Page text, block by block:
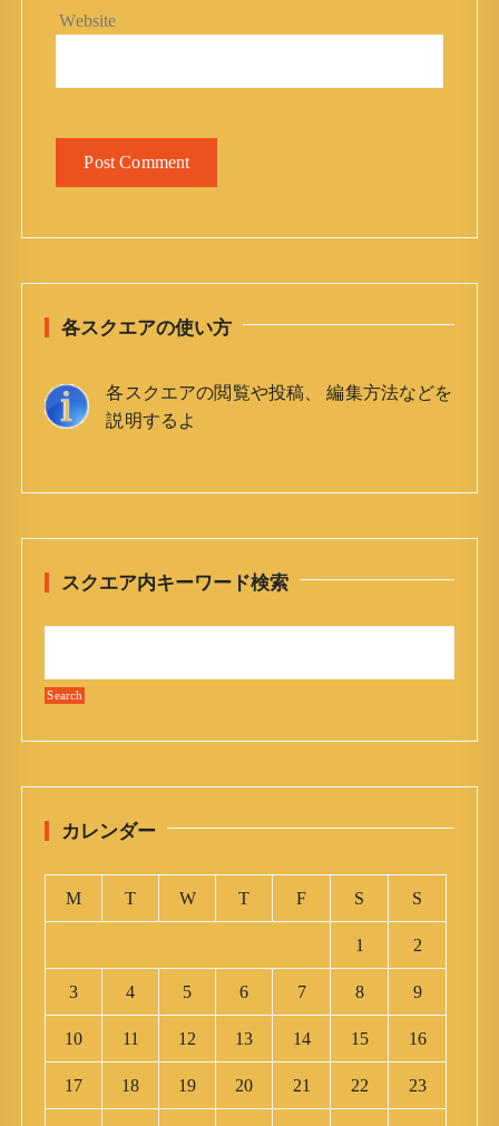
Website
各スクエアの使い方
各スクエアの閲覧や投稿、 編集方法などを
説明するよ
スクエア内キーワード検索
カレンダー
M T W T F S S
1 2
3 4 5 6 7 8 9
10 11 12 13 14 15 16
17 18 19 20 21 22 23